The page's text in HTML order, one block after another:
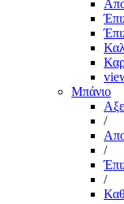
Μπάνιο
/
/
/